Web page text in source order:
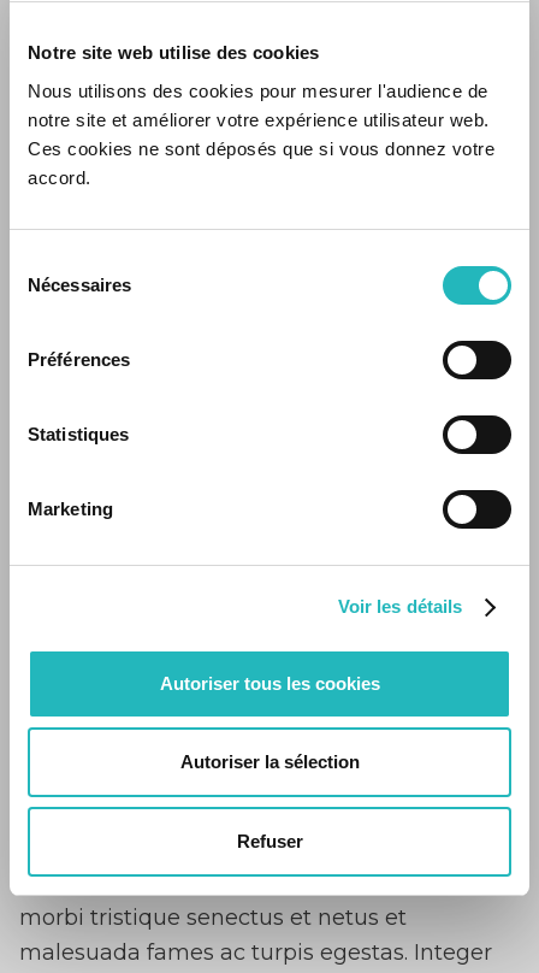
Notre site web utilise des cookies
Nous utilisons des cookies pour mesurer l'audience de
notre site et améliorer votre expérience utilisateur web.
Ces cookies ne sont déposés que si vous donnez votre
accord.
Nécessaires
Préférences
Statistiques
Marketing
Voir les détails
Autoriser tous les cookies
Autoriser la sélection
Refuser
ut purus nec nulla placerat ullamcorper.
Quisque vel quam ligula. Nulla facilisi.
consectetur
Proin eget justo
facilisis nec in tortor. In hac habitasse platea
facilisis. Sed aliquet, dolor vitae posuere
cursus, lectus neque varius dolor, vel aliquam
lectus est ut dolor.Pellentesque habitant
morbi tristique senectus et netus et
ut purus nec nulla placerat ullamcorper.
turpis egestas. Integer ut purus nec nulla
placerat ullamcorper. Quisque vel quam
ligula. Nulla facilisi.Pellentesque habitant
morbi tristique senectus et netus et
malesuada fames ac turpis egestas. Integer